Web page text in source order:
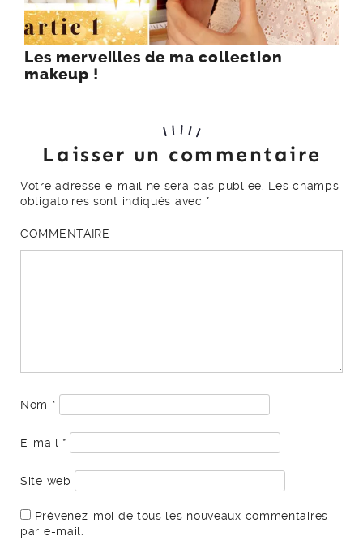
Les merveilles de ma collection
makeup !
Laisser un commentaire
Votre adresse e-mail ne sera pas publiée.
Les champs
obligatoires sont indiqués avec *
COMMENTAIRE
Nom *
E-mail *
Site web
Prévenez-moi de tous les nouveaux commentaires
par e-mail.